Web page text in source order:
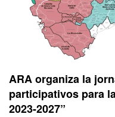
ARA organiza la
participativos para
2023-2027”